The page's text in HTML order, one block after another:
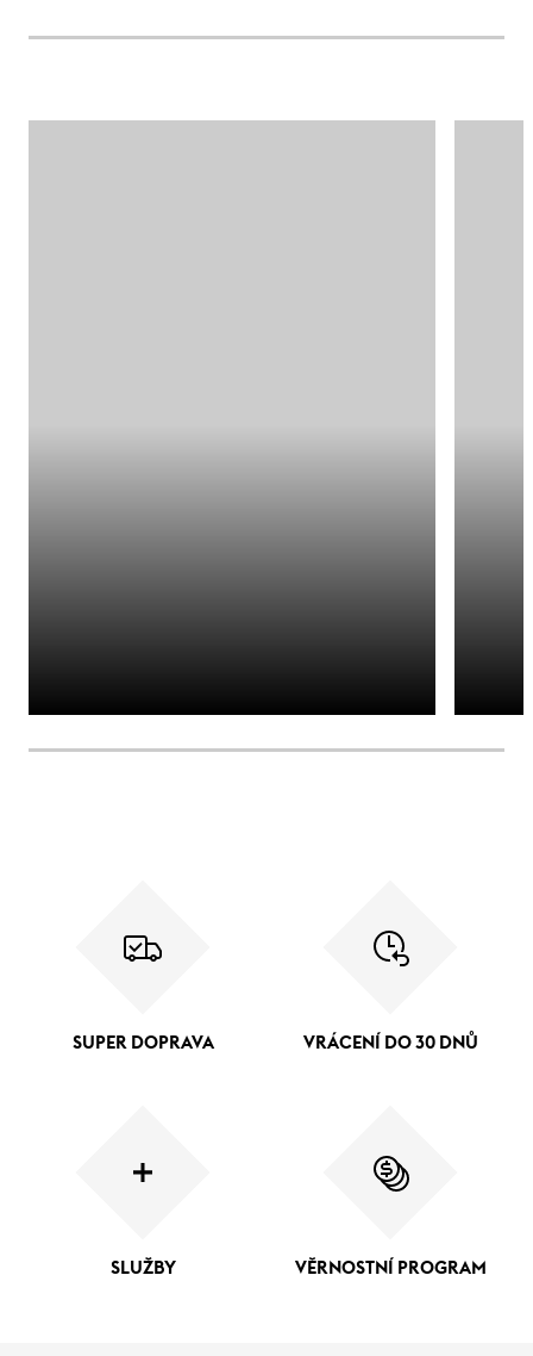
SUPER DOPRAVA VRÁCENÍ DO 30 DNŮ
SLUŽBY VĚRNOSTNÍ PROGRAM